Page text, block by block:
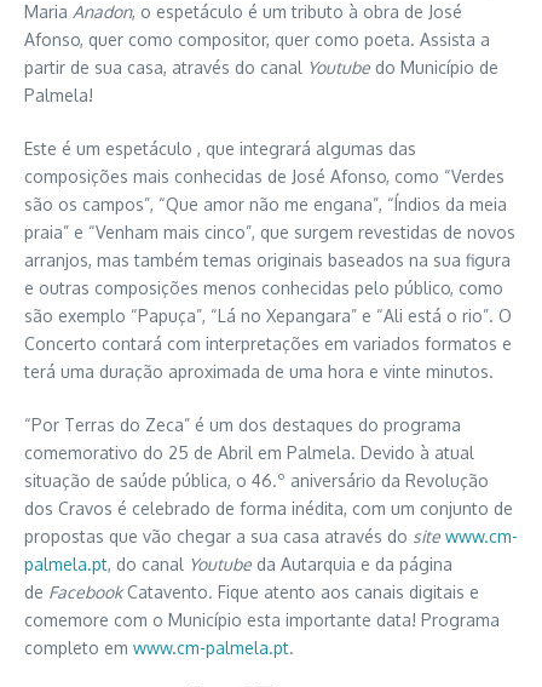
Maria Anadon, o espetáculo é um tributo à obra de José
Afonso, quer como compositor, quer como poeta. Assista a
partir de sua casa, através do canal Youtube do Município de
Palmela!
Este é um espetáculo , que integrará algumas das
composições mais conhecidas de José Afonso, como “Verdes
são os campos”, “Que amor não me engana”, “Índios da meia
praia” e “Venham mais cinco”, que surgem revestidas de novos
arranjos, mas também temas originais baseados na sua figura
e outras composições menos conhecidas pelo público, como
são exemplo “Papuça”, “Lá no Xepangara” e “Ali está o rio”. O
Concerto contará com interpretações em variados formatos e
terá uma duração aproximada de uma hora e vinte minutos.
“Por Terras do Zeca” é um dos destaques do programa
comemorativo do 25 de Abril em Palmela. Devido à atual
situação de saúde pública, o 46.º aniversário da Revolução
dos Cravos é celebrado de forma inédita, com um conjunto de
propostas que vão chegar a sua casa através do site www.cm-
palmela.pt, do canal Youtube da Autarquia e da página
de FacebookCatavento. Fique atento aos canais digitais e
comemore com o Município esta importante data! Programa
completo em www.cm-palmela.pt.